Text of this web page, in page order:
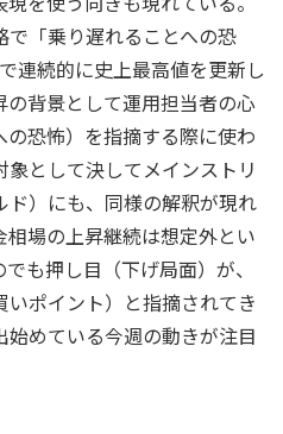
で「乗り遅れることへの恐
連続的に史上最高値を更新し
背景として運用担当者の心
恐怖）を指摘する際に使わ
として決してメインストリ
）にも、同様の解釈が現れ
場の上昇継続は想定外とい
も押し目（下げ局面）が、
ポイント）と指摘されてき
めている今週の動きが注目